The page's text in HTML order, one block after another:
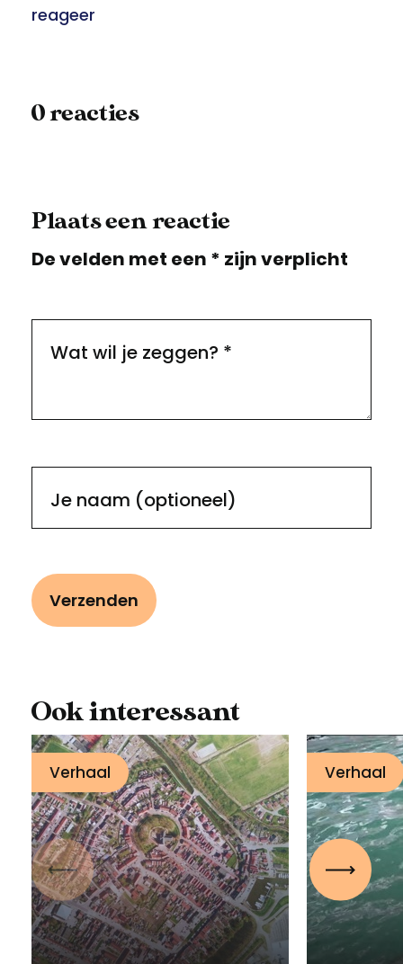
reageer
0 reacties
Plaats een reactie
De velden met een * zijn verplicht
Wat wil je zeggen? *
Je naam (optioneel)
Ook interessant
Sleuteldorpen op
Flakkee
Verhaal
Video:
een
Verhaal
Vorige